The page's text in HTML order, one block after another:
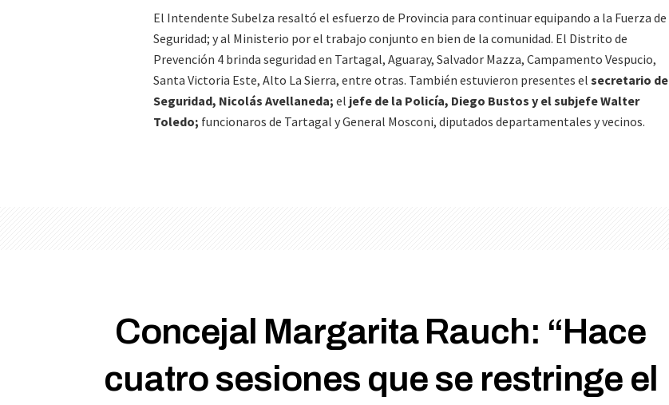
El Intendente Subelza resaltó el esfuerzo de Provincia para continuar equipando a la Fuerza de
Seguridad; y al Ministerio por el trabajo conjunto en bien de la comunidad. El Distrito de
Prevención 4 brinda seguridad en Tartagal, Aguaray, Salvador Mazza, Campamento Vespucio,
Santa Victoria Este, Alto La Sierra, entre otras. También estuvieron presentes el secretario de
Seguridad, Nicolás Avellaneda; el jefe de la Policía, Diego Bustos y el subjefe Walter
Toledo; funcionaros de Tartagal y General Mosconi, diputados departamentales y vecinos.
Concejal Margarita Rauch: “Hace
cuatro sesiones que se restringe el